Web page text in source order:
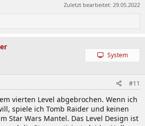
Zuletzt bearbeitet: 29.05.2022
System
#11
vierten Level abgebrochen. Wenn ich
spiele ich Tomb Raider und keinen
Star Wars Mantel. Das Level Design ist